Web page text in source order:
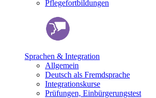
Pflegefortbildungen
Sprachen & Integration
Allgemein
Deutsch als Fremdsprache
Integrationskurse
Prüfungen, Einbürgerungstest